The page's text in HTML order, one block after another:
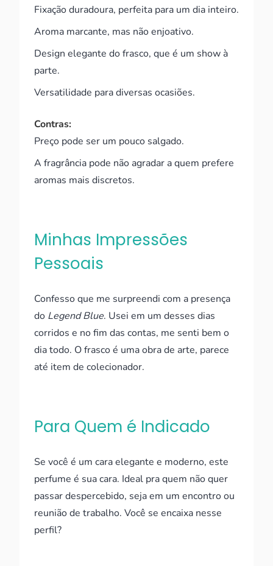
Fixação duradoura, perfeita para um dia inteiro.
Aroma marcante, mas não enjoativo.
Design elegante do frasco, que é um show à
parte.
Versatilidade para diversas ocasiões.
Contras:
Preço pode ser um pouco salgado.
A fragrância pode não agradar a quem prefere
aromas mais discretos.
Minhas Impressões
Pessoais
Confesso que me surpreendi com a presença
do Legend Blue. Usei em um desses dias
corridos e no fim das contas, me senti bem o
dia todo. O frasco é uma obra de arte, parece
até item de colecionador.
Para Quem é Indicado
Se você é um cara elegante e moderno, este
perfume é sua cara. Ideal pra quem não quer
passar despercebido, seja em um encontro ou
reunião de trabalho. Você se encaixa nesse
perfil?